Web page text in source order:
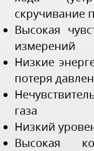
скручивание
Высокая
измерений
Низкие
потеря
газа
Низкий
Высокая